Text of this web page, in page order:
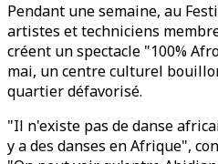
Pendant une semaine, au
artistes et techniciens
créent un spectacle "100%
mai, un centre culturel
quartier défavorisé.
"Il n'existe pas de danse
y a des danses en Afrique",